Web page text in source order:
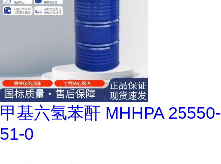
甲基六氢苯酐 MHHPA 25550-
51-0